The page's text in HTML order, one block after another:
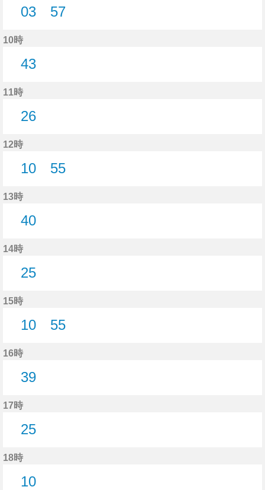
03
57
10時
43
11時
26
12時
10
55
13時
40
14時
25
15時
10
55
16時
39
17時
25
18時
10